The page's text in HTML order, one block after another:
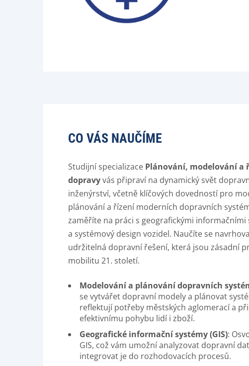
CO VÁS NAUČÍME
Studijní specializace Plánování, modelování a
dopravyvás připraví na dynamický svět
inženýrství, včetně klíčových dovedností pro
plánování a řízení moderních dopravních
zaměříte na práci s geografickými informačními
a systémový design vozidel. Naučíte se
udržitelná dopravní řešení, která jsou zásadní
mobilitu 21. století.
Modelování a plánování dopravních
se vytvářet dopravní modely a plánovat
reflektují potřeby městských aglomerací a
efektivnímu pohybu lidí i zboží.
Geografické informační systémy (GIS):
GIS, což vám umožní analyzovat dopravní
integrovat je do rozhodovacích procesů.